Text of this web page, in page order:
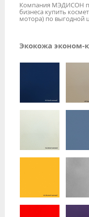
Компания МЭДИСОН
бизнеса купить
мотора) по выгодной
Экокожа эконом-